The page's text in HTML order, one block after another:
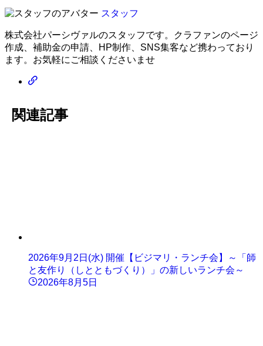
スタッフ
株式会社パーシヴァルのスタッフです。クラファンのページ
作成、補助金の申請、HP制作、SNS集客など携わっており
ます。お気軽にご相談くださいませ
関連記事
2026年9月2日(水) 開催【ビジマリ・ランチ会】～「師
と友作り（しとともづくり）」の新しいランチ会～
2026年8月5日